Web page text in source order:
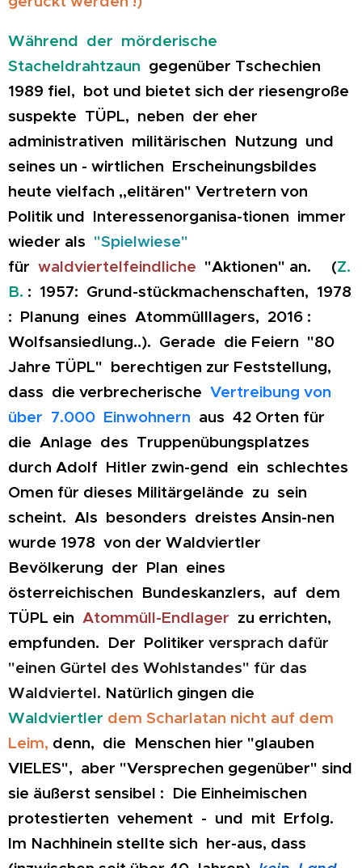
Während der mörderische
Stacheldrahtzaun gegenüber Tschechien
1989 fiel, bot und bietet sich der riesengroße
suspekte TÜPL, neben der eher
administrativen militärischen Nutzung und
seines un - wirtlichen Erscheinungsbildes
heute vielfach ,,elitären" Vertretern von
Politik und Interessenorganisa-tionen immer
wieder als "Spielwiese"
für waldviertelfeindliche "Aktionen" an. (Z.
B. : 1957: Grund-stückmachenschaften, 1978
: Planung eines Atommülllagers, 2016 :
Wolfsansiedlung..). Gerade die Feiern "80
Jahre TÜPL" berechtigen zur Feststellung,
dass die verbrecherische Vertreibung von
über 7.000 Einwohnern aus 42 Orten für
die Anlage des Truppenübungsplatzes
durch Adolf Hitler zwin-gend ein schlechtes
Omen für dieses Militärgelände zu sein
scheint. Als besonders dreistes Ansin-nen
wurde 1978 von der Waldviertler
Bevölkerung der Plan eines
österreichischen Bundeskanzlers, auf dem
TÜPL ein Atommüll-Endlager zu errichten,
empfunden. Der Politiker versprach dafür
"einen Gürtel des Wohlstandes" für das
Waldviertel. Natürlich gingen die
Waldviertler dem Scharlatan nicht auf dem
Leim, denn, die Menschen hier "glauben
VIELES", aber "Versprechen gegenüber" sind
sie äußerst sensibel : Die Einheimischen
protestierten vehement - und mit Erfolg.
Im Nachhinein stellte sich her-aus, dass